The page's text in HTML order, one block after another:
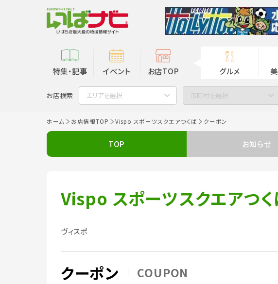
特集・記事 イベント お店TOP グルメ
お店検索 エリアを選択 市町村を選択
ホーム お店情報TOP Vispo スポーツスクエアつくば クーポン
TOP お知らせ
Vispo スポーツスクエアつ
ヴィスポ
クーポン COUPON